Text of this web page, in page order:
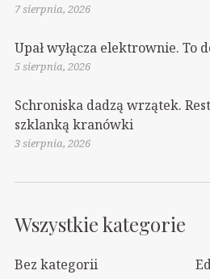
7 sierpnia, 2026
Upał wyłącza elektrownie. To
5 sierpnia, 2026
Schroniska dadzą wrzątek.
szklanką kranówki
3 sierpnia, 2026
Wszystkie kategorie
Bez kategorii